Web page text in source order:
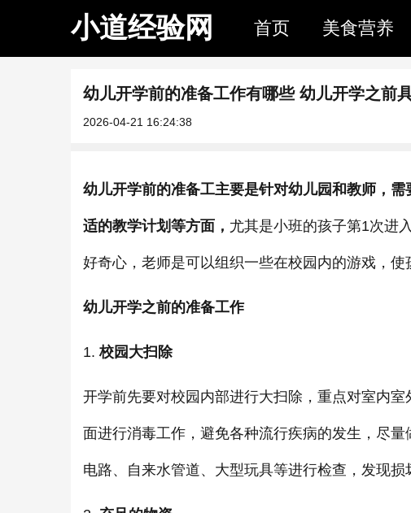
小道经验网 首页 美食营养
幼儿开学前的准备工作有哪些 幼儿开学之前
2026-04-21 16:24:38
幼儿开学前的准备工主要是针对幼儿园和教师，
适的教学计划等方面， 尤其是小班的孩子第1次进
好奇心，老师是可以组织一些在校园内的游戏，使
幼儿开学之前的准备工作
1.校园大扫除
开学前先要对校园内部进行大扫除，重点对室内
面进行消毒工作，避免各种流行疾病的发生，尽
电路、自来水管道、大型玩具等进行检查，发现